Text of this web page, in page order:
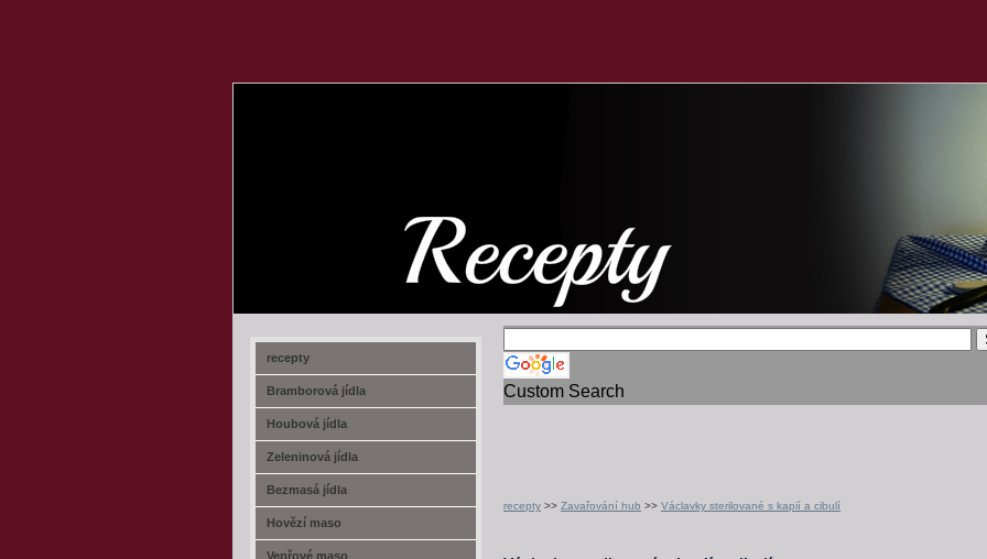
Custom Search
recepty >> Zavařování hub >> Václavky sterilované s kapií a cibulí
recepty
Bramborová jídla
Houbová jídla
Zeleninová jídla
Bezmasá jídla
Hovězí maso
Vepřové maso